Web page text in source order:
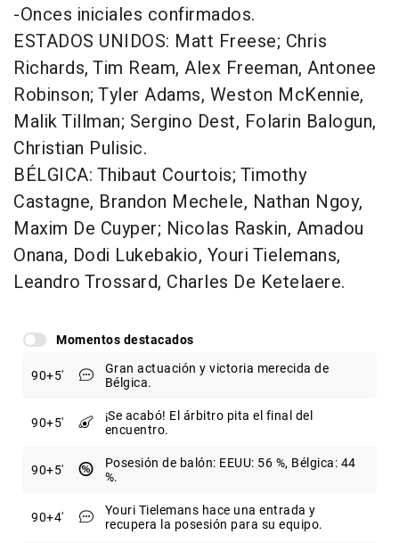
-Onces iniciales confirmados.
ESTADOS UNIDOS: Matt Freese; Chris
Richards, Tim Ream, Alex Freeman, Antonee
Robinson; Tyler Adams, Weston McKennie,
Malik Tillman; Sergino Dest, Folarin Balogun,
Christian Pulisic.
BÉLGICA: Thibaut Courtois; Timothy
Castagne, Brandon Mechele, Nathan Ngoy,
Maxim De Cuyper; Nicolas Raskin, Amadou
Onana, Dodi Lukebakio, Youri Tielemans,
Leandro Trossard, Charles De Ketelaere.
Momentos destacados
90+5
Gran actuación y victoria merecida de
Bélgica.
90+5
¡Se acabó! El árbitro pita el final del
encuentro.
90+5
Posesión de balón: EEUU: 56 %, Bélgica: 44
%.
90+4
Youri Tielemans hace una entrada y
recupera la posesión para su equipo.